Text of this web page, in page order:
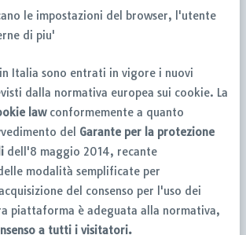
le impostazioni del browser, l'utente
di piu'
Italia sono entrati in vigore i nuovi
dalla normativa europea sui cookie. La
lawconformemente a quanto
del Garante per la protezione
dell'8 maggio 2014, recante
modalità semplificate per
del consenso per l'uso dei
piattaforma è adeguata alla normativa,
a tutti i visitatori.